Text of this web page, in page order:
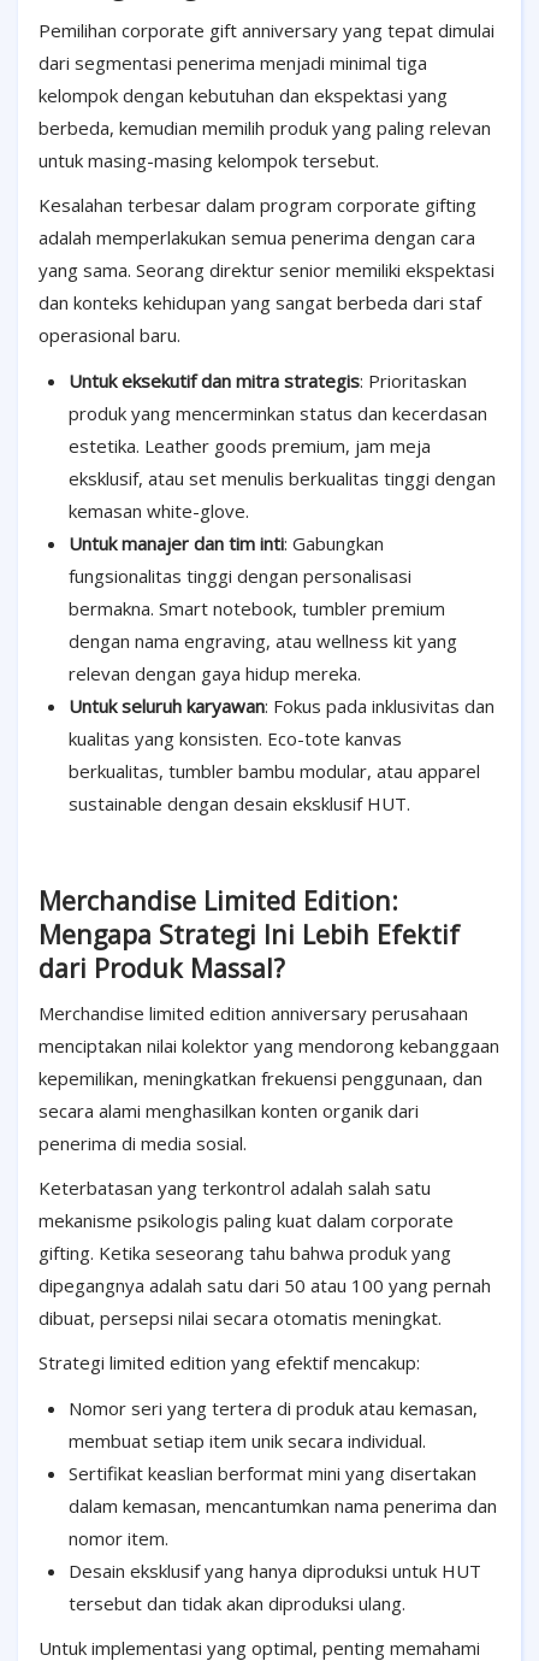
Pemilihan corporate gift anniversary yang tepat dimulai
dari segmentasi penerima menjadi minimal tiga
kelompok dengan kebutuhan dan ekspektasi yang
berbeda, kemudian memilih produk yang paling relevan
untuk masing-masing kelompok tersebut.
Kesalahan terbesar dalam program corporate gifting
adalah memperlakukan semua penerima dengan cara
yang sama. Seorang direktur senior memiliki ekspektasi
dan konteks kehidupan yang sangat berbeda dari staf
operasional baru.
Untuk eksekutif dan mitra strategis: Prioritaskan
produk yang mencerminkan status dan kecerdasan
estetika. Leather goods premium, jam meja
eksklusif, atau set menulis berkualitas tinggi dengan
kemasan white-glove.
Untuk manajer dan tim inti: Gabungkan
fungsionalitas tinggi dengan personalisasi
bermakna. Smart notebook, tumbler premium
dengan nama engraving, atau wellness kit yang
relevan dengan gaya hidup mereka.
Untuk seluruh karyawan: Fokus pada inklusivitas dan
kualitas yang konsisten. Eco-tote kanvas
berkualitas, tumbler bambu modular, atau apparel
sustainable dengan desain eksklusif HUT.
Merchandise Limited Edition:
Mengapa Strategi Ini Lebih Efektif
dari Produk Massal?
Merchandise limited edition anniversary perusahaan
menciptakan nilai kolektor yang mendorong kebanggaan
kepemilikan, meningkatkan frekuensi penggunaan, dan
secara alami menghasilkan konten organik dari
penerima di media sosial.
Keterbatasan yang terkontrol adalah salah satu
mekanisme psikologis paling kuat dalam corporate
gifting. Ketika seseorang tahu bahwa produk yang
dipegangnya adalah satu dari 50 atau 100 yang pernah
dibuat, persepsi nilai secara otomatis meningkat.
Strategi limited edition yang efektif mencakup:
Nomor seri yang tertera di produk atau kemasan,
membuat setiap item unik secara individual.
Sertifikat keaslian berformat mini yang disertakan
dalam kemasan, mencantumkan nama penerima dan
nomor item.
Desain eksklusif yang hanya diproduksi untuk HUT
tersebut dan tidak akan diproduksi ulang.
Untuk implementasi yang optimal, penting memahami